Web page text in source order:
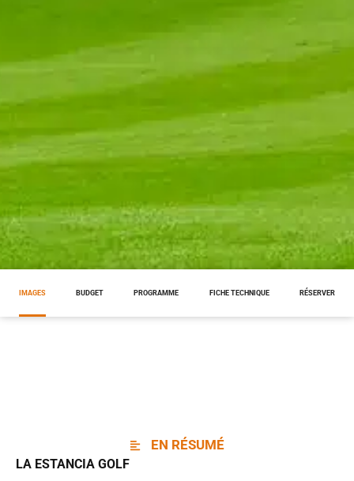
IMAGES BUDGET PROGRAMME FICHE TECHNIQUE RÉSERVER
EN RÉSUMÉ
LA ESTANCIA GOLF